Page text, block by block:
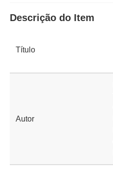
Descrição do Item
Título
Autor